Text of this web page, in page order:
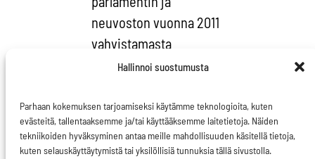
Hallinnoi suostumusta
Parhaan kokemuksen tarjoamiseksi käytämme teknologioita, kuten
evästeitä, tallentaaksemme ja/tai käyttääksemme laitetietoja. Näiden
tekniikoiden hyväksyminen antaa meille mahdollisuuden käsitellä tietoja,
kuten selauskäyttäytymistä tai yksilöllisiä tunnuksia tällä sivustolla.
neuvoston vuonna 2011
vahvistamasta
direktiivistä
ehkäisemisestä ja
torjumisesta, yhteistä
poliittista tahtotilaa ei